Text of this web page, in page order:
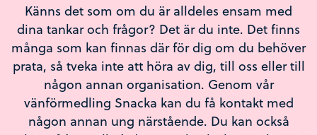
Känns det som om du är alldeles ensam med
dina tankar och frågor? Det är du inte. Det finns
många som kan finnas där för dig om du behöver
prata, så tveka inte att höra av dig, till oss eller till
någon annan organisation. Genom vår
vänförmedling Snacka kan du få kontakt med
någon annan ung närstående. Du kan också